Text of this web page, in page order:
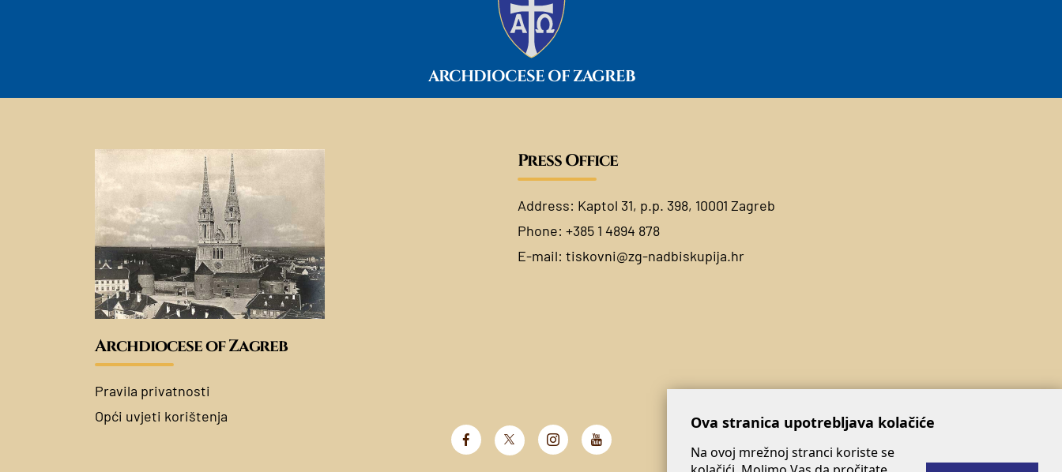
ARCHDIOCESE OF ZAGREB
Archdiocese of Zagreb
Pravila privatnosti
Opći uvjeti korištenja
Press Office
Address: Kaptol 31, p.p. 398, 10001 Zagreb
Phone: +385 1 4894 878
E-mail: tiskovni@zg-nadbiskupija.hr
Ova stranica upotrebljava kolačiće
Na ovoj mrežnoj stranci koriste se